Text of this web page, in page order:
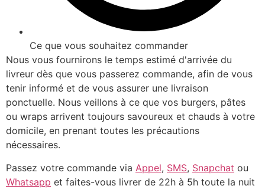
Ce que vous souhaitez commander
Nous vous fournirons le temps estimé d'arrivée du
livreur dès que vous passerez commande, afin de vous
tenir informé et de vous assurer une livraison
ponctuelle. Nous veillons à ce que vos burgers, pâtes
ou wraps arrivent toujours savoureux et chauds à votre
domicile, en prenant toutes les précautions
nécessaires.
Passez votre commande via Appel, SMS, Snapchat ou
Whatsapp et faites-vous livrer de 22h à 5h toute la nuit